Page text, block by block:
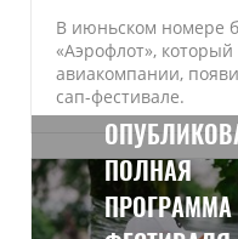
В июньском номере
«Аэрофлот»,
авиакомпании,
сап-фестивале.
ПОЛНАЯ
ПРОГРАММА